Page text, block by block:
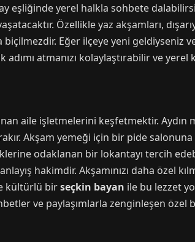
eşliğinde yerel halkla sohbete
Özellikle yaz akşamları,
Eğer ilçeye yeni geldiyseniz
adımı atmanızı kolaylaştırabilir ve
aile işletmelerini keşfetmektir. Aydın
Akşam yemeği için bir pide salonuna
odaklanan bir lokantayı tercih
hakimdir. Akşamınızı daha özel
kültürlü birseçkin bayan ile bu lezzet
ve paylaşımlarla zenginleşen özel